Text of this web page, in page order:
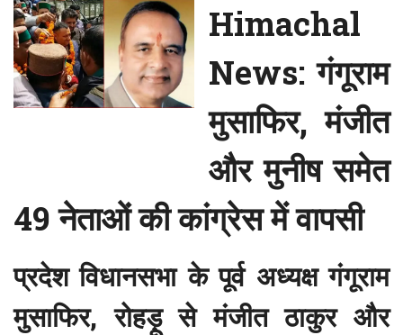
Himachal
News: गंगूराम
मुसाफिर, मंजीत
और मुनीष समेत
49 नेताओं की कांग्रेस में वापसी
प्रदेश विधानसभा के पूर्व अध्यक्ष गंगूराम
मुसाफिर, रोहड़ू से मंजीत ठाकुर और